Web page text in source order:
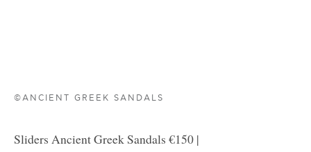
©ANCIENT GREEK SANDALS
Sliders Ancient Greek Sandals €150 |